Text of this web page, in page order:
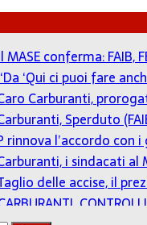
MASE conferma:
‘Qui ci puoi fare
Carburanti,
Sperduto
rinnova l’accordo con
i sindacati al
delle accise, il